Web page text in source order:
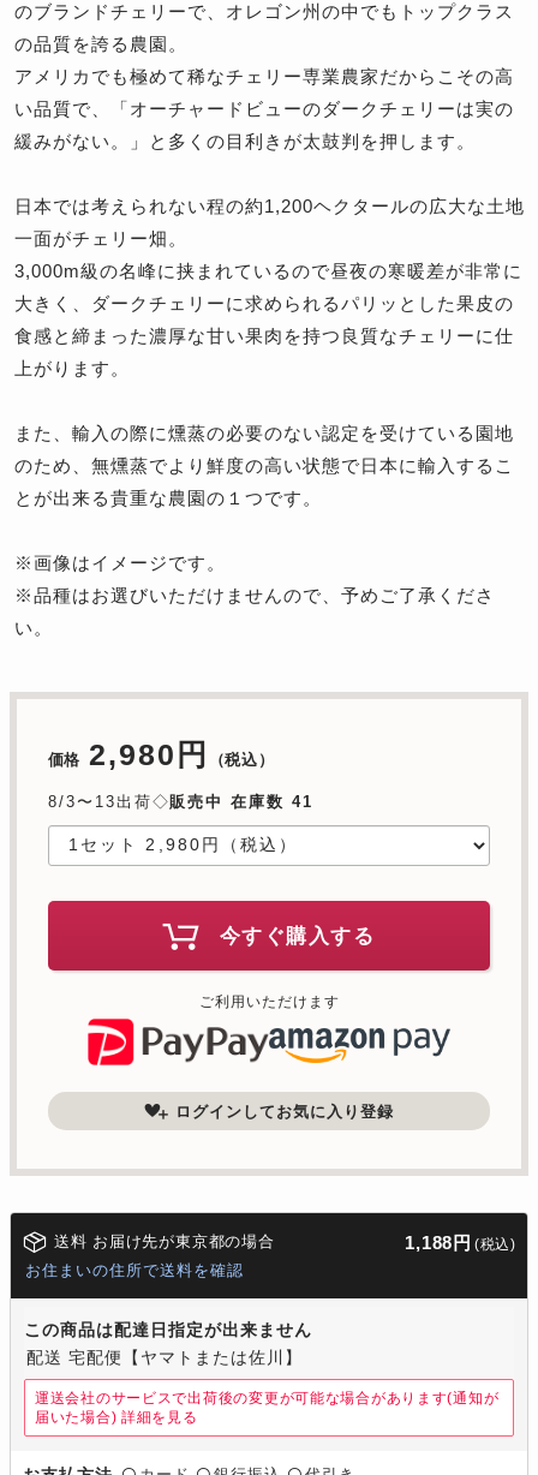
のブランドチェリーで、オレゴン州の中でもトップクラス
の品質を誇る農園。
アメリカでも極めて稀なチェリー専業農家だからこその高
い品質で、「オーチャードビューのダークチェリーは実の
緩みがない。」と多くの目利きが太鼓判を押します。
日本では考えられない程の約1,200ヘクタールの広大な土地
一面がチェリー畑。
3,000m級の名峰に挟まれているので昼夜の寒暖差が非常に
大きく、ダークチェリーに求められるパリッとした果皮の
食感と締まった濃厚な甘い果肉を持つ良質なチェリーに仕
上がります。
また、輸入の際に燻蒸の必要のない認定を受けている園地
のため、無燻蒸でより鮮度の高い状態で日本に輸入するこ
とが出来る貴重な農園の１つです。
※画像はイメージです。
※品種はお選びいただけませんので、予めご了承くださ
い。
価格 2,980円 （税込）
8/3〜13出荷◇販売中 在庫数 41
今すぐ購入する
ご利用いただけます
ログインしてお気に入り登録
送料 お届け先が東京都の場合 1,188円 (税込)
お住まいの住所で送料を確認
この商品は配達日指定が出来ません
配送 宅配便【ヤマトまたは佐川】
運送会社のサービスで出荷後の変更が可能な場合があります(通知が
届いた場合) 詳細を見る